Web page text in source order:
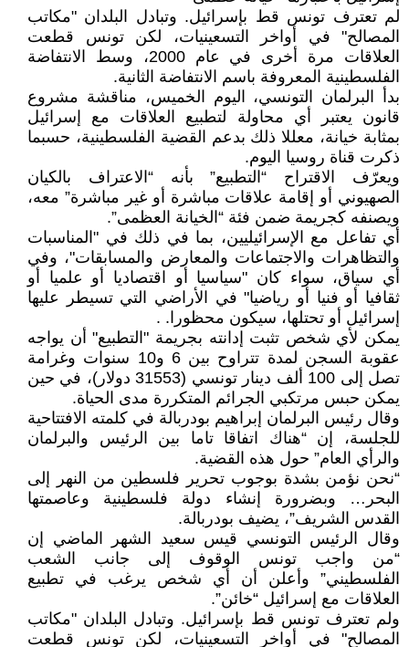
لم تعترف تونس قط بإسرائيل. وتبادل البلدان "مكاتب
المصالح" في أواخر التسعينيات، لكن تونس قطعت
العلاقات مرة أخرى في عام 2000، وسط الانتفاضة
الفلسطينية المعروفة باسم الانتفاضة الثانية.
بدأ البرلمان التونسي، اليوم الخميس، مناقشة مشروع
قانون يعتبر أي محاولة لتطبيع العلاقات مع إسرائيل
بمثابة خيانة، معللا ذلك بدعم القضية الفلسطينية، حسبما
ذكرت قناة روسيا اليوم.
ويعرّف الاقتراح “التطبيع” بأنه “الاعتراف بالكيان
الصهيوني أو إقامة علاقات مباشرة أو غير مباشرة” معه،
ويصنفه كجريمة ضمن فئة “الخيانة العظمى”.
أي تفاعل مع الإسرائيليين، بما في ذلك في "المناسبات
والتظاهرات والاجتماعات والمعارض والمسابقات"، وفي
أي سياق، سواء كان "سياسيا أو اقتصاديا أو علميا أو
ثقافيا أو فنيا أو رياضيا" في الأراضي التي تسيطر عليها
إسرائيل أو تحتلها، سيكون محظورا. .
يمكن لأي شخص تثبت إدانته بجريمة "التطبيع" أن يواجه
عقوبة السجن لمدة تتراوح بين 6 و10 سنوات وغرامة
تصل إلى 100 ألف دينار تونسي (31553 دولار)، في حين
يمكن حبس مرتكبي الجرائم المتكررة مدى الحياة.
وقال رئيس البرلمان إبراهيم بودربالة في كلمته الافتتاحية
للجلسة، إن “هناك اتفاقا تاما بين الرئيس والبرلمان
والرأي العام” حول هذه القضية.
“نحن نؤمن بشدة بوجوب تحرير فلسطين من النهر إلى
البحر… وبضرورة إنشاء دولة فلسطينية وعاصمتها
القدس الشريف”، يضيف بودربالة.
وقال الرئيس التونسي قيس سعيد الشهر الماضي إن
“من واجب تونس الوقوف إلى جانب الشعب
الفلسطيني” وأعلن أن أي شخص يرغب في تطبيع
العلاقات مع إسرائيل “خائن”.
ولم تعترف تونس قط بإسرائيل. وتبادل البلدان "مكاتب
المصالح" في أواخر التسعينيات، لكن تونس قطعت